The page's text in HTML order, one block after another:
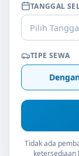
TANGGAL
Pilih
TIPE SEWA
Tidak ada
ketersediaan